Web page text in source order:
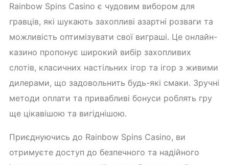
Rainbow Spins Casino є чудовим вибором для
гравців, які шукають захопливі азартні розваги та
можливість оптимізувати свої виграші. Це онлайн-
казино пропонує широкий вибір захопливих
слотів, класичних настільних ігор та ігор з живими
дилерами, що задовольнить будь-які смаки. Зручні
методи оплати та привабливі бонуси роблять гру
ще цікавішою та вигіднішою.
Приєднуючись до Rainbow Spins Casino, ви
отримуєте доступ до безпечного та надійного